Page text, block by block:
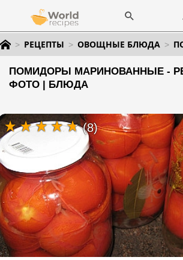
РЕЦЕПТЫ ОВОЩНЫЕ БЛЮДА
ПОМИДОРЫ МАРИНОВАННЫЕ -
ФОТО | БЛЮДА
(8)